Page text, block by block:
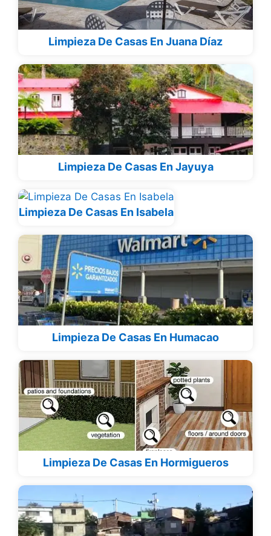
Limpieza De Casas En Juana Díaz
Limpieza De Casas En Jayuya
Limpieza De Casas En Isabela
Limpieza De Casas En Humacao
Limpieza De Casas En Hormigueros